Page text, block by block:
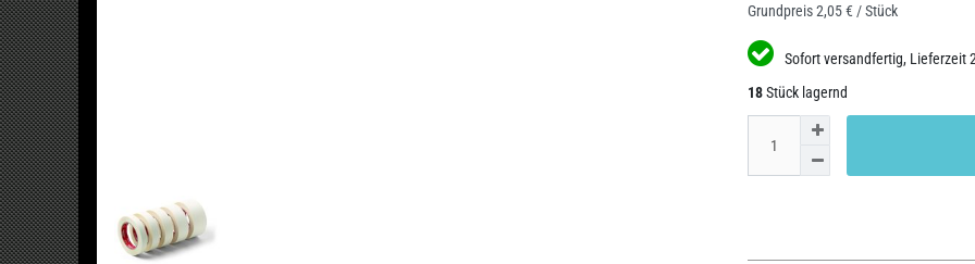
Grundpreis2,05 € / Stück
Sofort versandfertig, Lieferzeit
18Stück lagernd